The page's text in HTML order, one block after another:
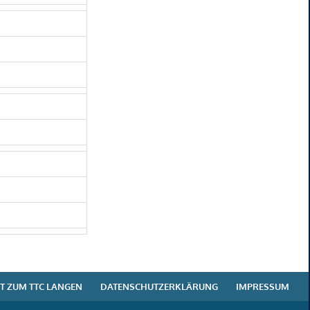
ZUM TTC LANGEN DATENSCHUTZERKLÄRUNG IMPRESSUM